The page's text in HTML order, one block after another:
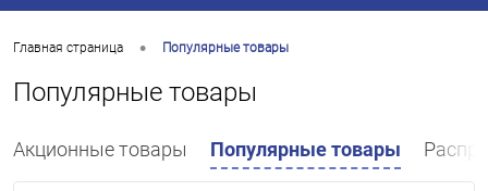
Главная страница • Популярные товары
Популярные товары
Акционные товары Популярные товары